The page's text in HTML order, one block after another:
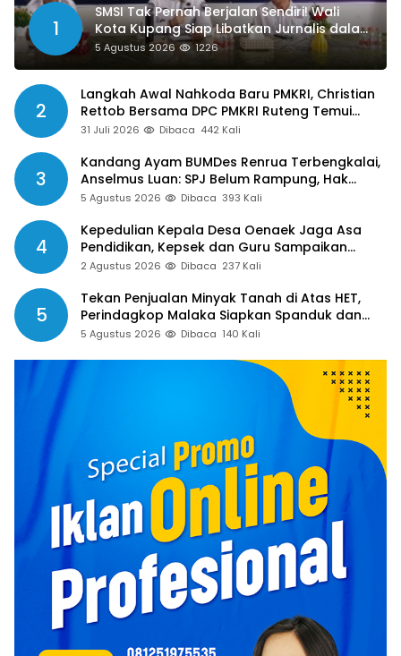
1
SMSI Tak Pernah Berjalan Sendiri! Wali
Kota Kupang Siap Libatkan Jurnalis dalam
Publikasi Program Pemkot
5 Agustus 2026 1226
2
Langkah Awal Nahkoda Baru PMKRI, Christian
Rettob Bersama DPC PMKRI Ruteng Temui
Bupati Manggarai Perkuat Kolaborasi Masa
31 Juli 2026 Dibaca 442 Kali
3
Kandang Ayam BUMDes Renrua Terbengkalai,
Anselmus Luan: SPJ Belum Rampung, Hak
Aparat Desa Sejak Januari Belum Dibayar
5 Agustus 2026 Dibaca 393 Kali
4
Kepedulian Kepala Desa Oenaek Jaga Asa
Pendidikan, Kepsek dan Guru Sampaikan
Apresiasi
2 Agustus 2026 Dibaca 237 Kali
5
Tekan Penjualan Minyak Tanah di Atas HET,
Perindagkop Malaka Siapkan Spanduk dan
Nomor Pengaduan
5 Agustus 2026 Dibaca 140 Kali